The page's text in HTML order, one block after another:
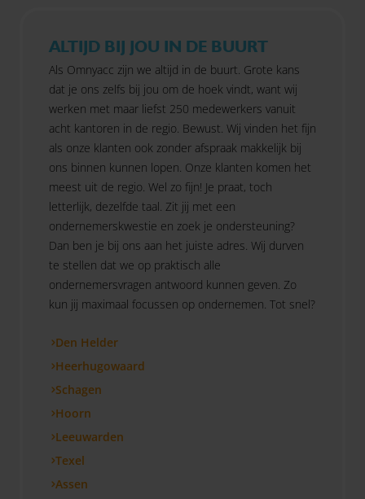
ALTIJD BIJ JOU IN DE BUURT
Als Omnyacc zijn we altijd in de buurt. Grote kans
dat je ons zelfs bij jou om de hoek vindt, want wij
werken met maar liefst 250 medewerkers vanuit
acht kantoren in de regio. Bewust. Wij vinden het fijn
als onze klanten ook zonder afspraak makkelijk bij
ons binnen kunnen lopen. Onze klanten komen het
meest uit de regio. Wel zo fijn! Je praat, toch
letterlijk, dezelfde taal. Zit jij met een
ondernemerskwestie en zoek je ondersteuning?
Dan ben je bij ons aan het juiste adres. Wij durven
te stellen dat we op praktisch alle
ondernemersvragen antwoord kunnen geven. Zo
kun jij maximaal focussen op ondernemen. Tot snel?
Den Helder
Heerhugowaard
Schagen
Hoorn
Leeuwarden
Texel
Assen